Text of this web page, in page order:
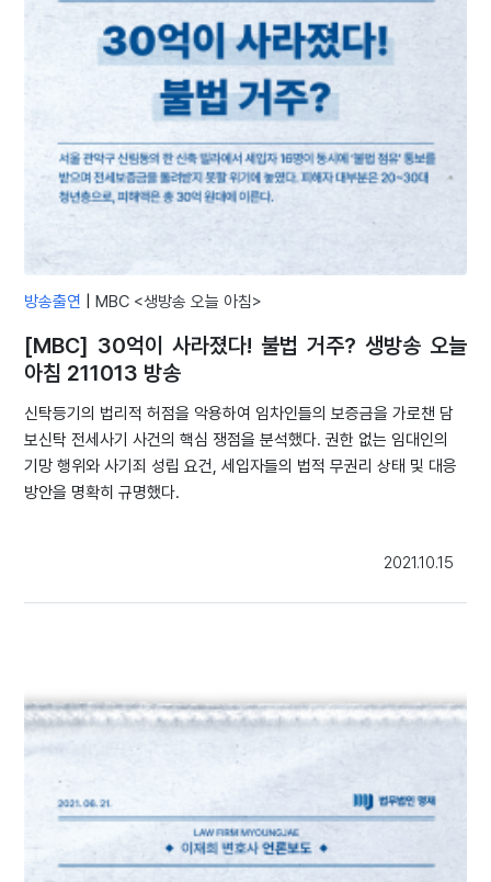
방송출연 |MBC <생방송 오늘 아침>
[MBC] 30억이 사라졌다! 불법 거주? 생방송 오늘
아침 211013 방송
신탁등기의 법리적 허점을 악용하여 임차인들의 보증금을 가로챈 담
보신탁 전세사기 사건의 핵심 쟁점을 분석했다. 권한 없는 임대인의
기망 행위와 사기죄 성립 요건, 세입자들의 법적 무권리 상태 및 대응
방안을 명확히 규명했다.
2021.10.15